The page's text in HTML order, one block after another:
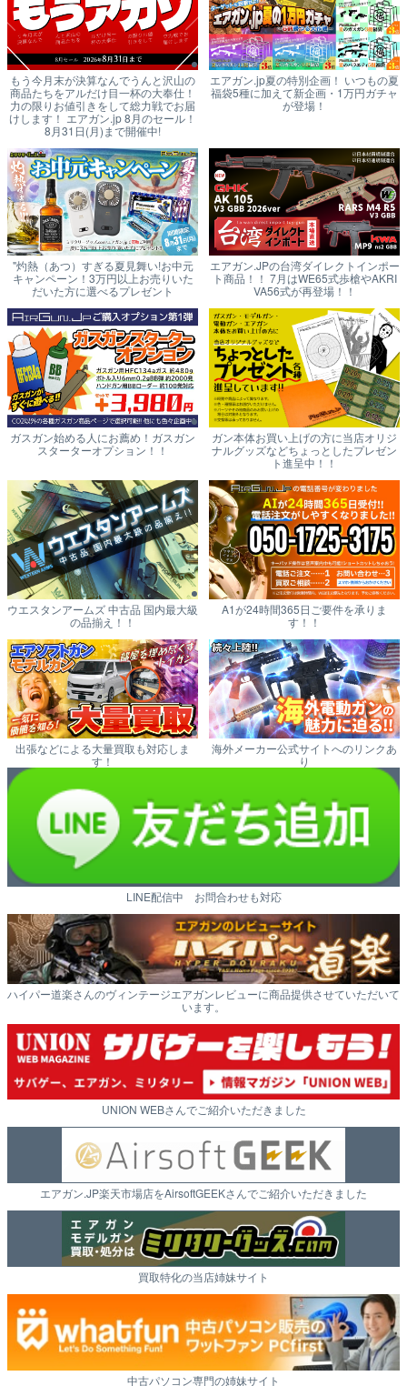
もう今月末が決算なんでうんと沢山の
商品たちをアルだけ目一杯の大奉仕！
力の限りお値引きをして総力戦でお届
けします！ エアガン.jp 8月のセール！
8月31日(月)まで開催中!
エアガン.jp夏の特別企画！ いつもの夏
福袋5種に加えて新企画・1万円ガチャ
が登場！
"灼熱（あつ）すぎる夏見舞い!お中元
キャンペーン！3万円以上お売りいた
だいた方に選べるプレゼント
エアガン.JPの台湾ダイレクトインポー
ト商品！！ 7月はWE65式歩槍やAKRI
VA56式が再登場！！
ガスガン始める人にお薦め！ガスガン
スターターオプション！！
ガン本体お買い上げの方に当店オリジ
ナルグッズなどちょっとしたプレゼン
ト進呈中！！
ウエスタンアームズ 中古品 国内最大級
の品揃え！！
A1が24時間365日ご要件を承りま
す！！
出張などによる大量買取も対応しま
す！
海外メーカー公式サイトへのリンクあ
り
LINE配信中 お問合わせも対応
ハイパー道楽さんのヴィンテージエアガンレビューに商品提供させていただいて
います。
UNION WEBさんでご紹介いただきました
エアガン.JP楽天市場店をAirsoftGEEKさんでご紹介いただきました
買取特化の当店姉妹サイト
中古パソコン専門の姉妹サイト